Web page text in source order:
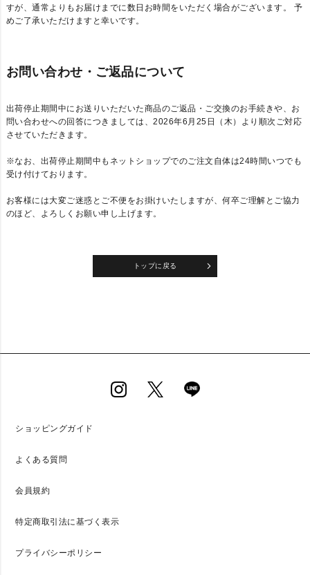
すが、通常よりもお届けまでに数日お時間をいただく場合がございます。
予
めご了承いただけますと幸いです。
お問い合わせ・ご返品について
出荷停止期間中にお送りいただいた商品のご返品・ご交換のお手続きや、お
問い合わせへの回答につきましては、2026年6月25日（木）より順次ご対応
させていただきます。
※なお、出荷停止期間中もネットショップでのご注文自体は24時間いつでも
受け付けております。
お客様には大変ご迷惑とご不便をお掛けいたしますが、何卒ご理解とご協力
のほど、よろしくお願い申し上げます。
トップに戻る
ショッピングガイド
よくある質問
会員規約
特定商取引法に基づく表示
プライバシーポリシー